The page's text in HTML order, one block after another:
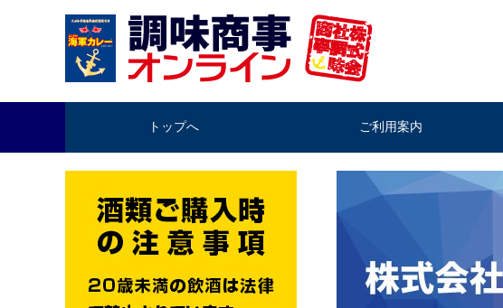
トップへ ご利用案内